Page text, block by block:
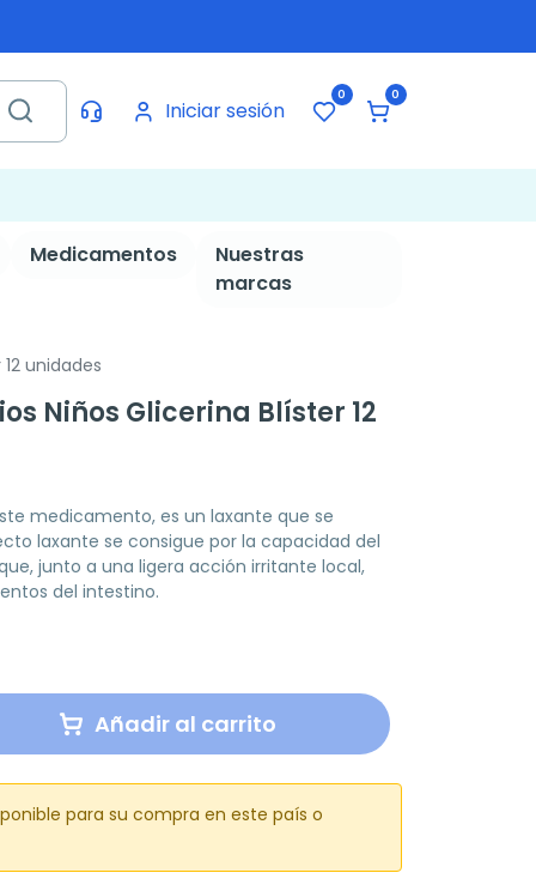
Iniciar sesión
0 0
Medicamentos
Nuestras
marcas
unidades
Niños Glicerina Blíster 12
medicamento, es un laxante que se
laxante se consigue por la capacidad del
junto a una ligera acción irritante local,
del intestino.
Añadir al carrito
para su compra en este país o